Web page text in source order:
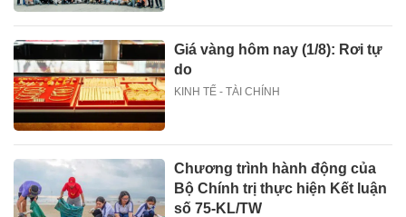
Giá vàng hôm nay (1/8): Rơi tự
do
KINH TẾ - TÀI CHÍNH
Chương trình hành động của
Bộ Chính trị thực hiện Kết luận
số 75-KL/TW